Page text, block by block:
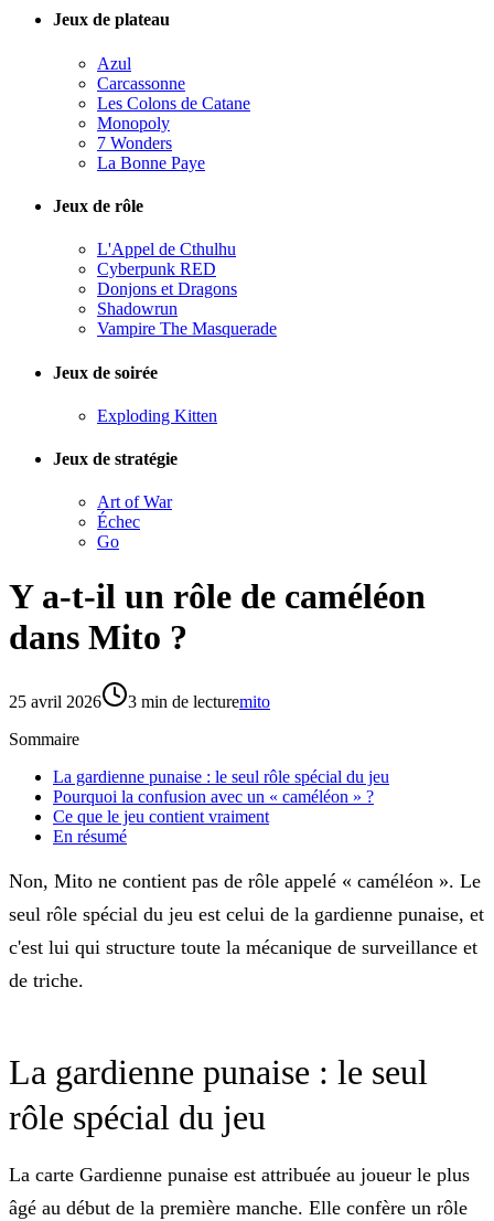
Jeux de plateau
Azul
Carcassonne
Les Colons de Catane
Monopoly
7 Wonders
La Bonne Paye
Jeux de rôle
L'Appel de Cthulhu
Cyberpunk RED
Donjons et Dragons
Shadowrun
Vampire The Masquerade
Jeux de soirée
Exploding Kitten
Jeux de stratégie
Art of War
Échec
Go
Y a-t-il un rôle de caméléon
dans Mito ?
25 avril 2026 3 min de lecturemito
Sommaire
La gardienne punaise : le seul rôle spécial du jeu
Pourquoi la confusion avec un « caméléon » ?
Ce que le jeu contient vraiment
En résumé
Non, Mito ne contient pas de rôle appelé « caméléon ». Le
seul rôle spécial du jeu est celui de la gardienne punaise, et
c'est lui qui structure toute la mécanique de surveillance et
de triche.
La gardienne punaise : le seul
rôle spécial du jeu
La carte Gardienne punaise est attribuée au joueur le plus
âgé au début de la première manche. Elle confère un rôle